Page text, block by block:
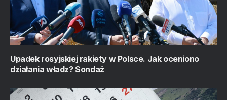
Upadek rosyjskiej rakiety w Polsce. Jak oceniono
działania władz? Sondaż